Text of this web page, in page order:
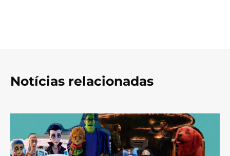
Notícias relacionadas